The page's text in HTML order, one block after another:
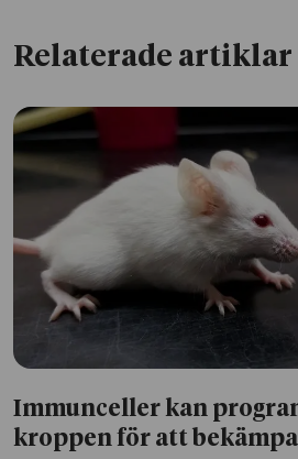
Relaterade artiklar
Immunceller kan
kroppen för att